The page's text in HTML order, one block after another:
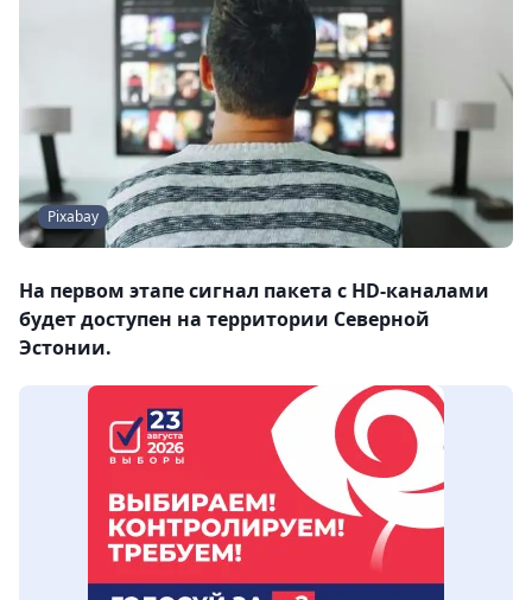
Pixabay
На первом этапе сигнал пакета с HD-каналами
будет доступен на территории Северной
Эстонии.